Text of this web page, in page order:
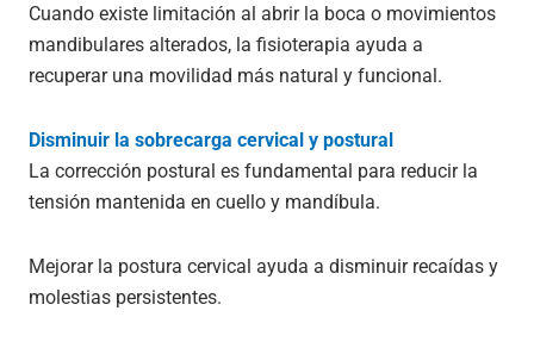
Cuando existe limitación al abrir la boca o movimientos
mandibulares alterados, la fisioterapia ayuda a
recuperar una movilidad más natural y funcional.
Disminuir la sobrecarga cervical y postural
La corrección postural es fundamental para reducir la
tensión mantenida en cuello y mandíbula.
Mejorar la postura cervical ayuda a disminuir recaídas y
molestias persistentes.